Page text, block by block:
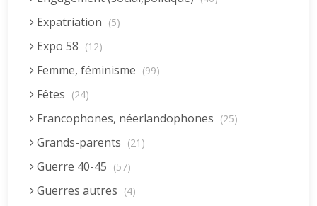
Expatriation (5)
Expo 58 (12)
Femme, féminisme (99)
Fêtes (24)
Francophones, néerlandophones (25)
Grands-parents (21)
Guerre 40-45 (57)
Guerres autres (4)